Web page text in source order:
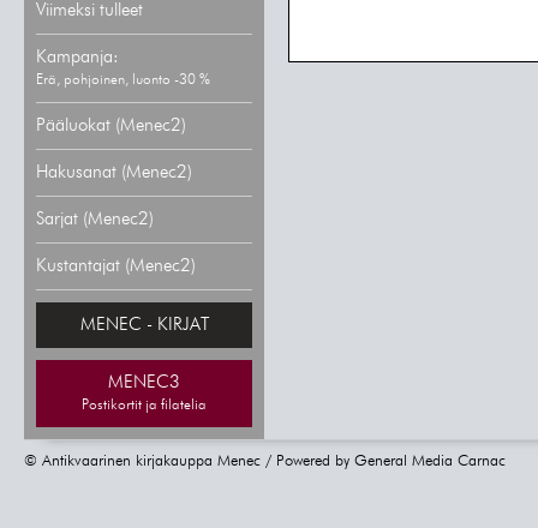
Viimeksi tulleet
Kampanja:
Erä, pohjoinen, luonto -30 %
Pääluokat (Menec2)
Hakusanat (Menec2)
Sarjat (Menec2)
Kustantajat (Menec2)
MENEC - KIRJAT
MENEC3
Postikortit ja filatelia
© Antikvaarinen kirjakauppa Menec / Powered by General Media Carnac